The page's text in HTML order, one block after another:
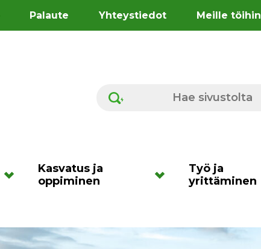
Palaute Yhteystiedot Meille töihin
Hae sivustolta
Kasvatus ja
oppiminen
Työ ja
yrittäminen